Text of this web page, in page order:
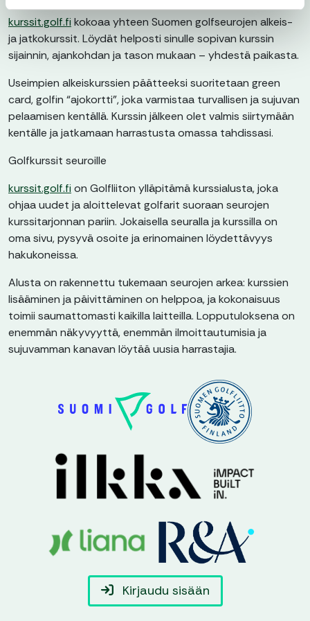
kurssit.golf.fi kokoaa yhteen Suomen golfseurojen alkeis-
ja jatkokurssit. Löydät helposti sinulle sopivan kurssin
sijainnin, ajankohdan ja tason mukaan – yhdestä paikasta.
Useimpien alkeiskurssien päätteeksi suoritetaan green
card, golfin “ajokortti”, joka varmistaa turvallisen ja sujuvan
pelaamisen kentällä. Kurssin jälkeen olet valmis siirtymään
kentälle ja jatkamaan harrastusta omassa tahdissasi.
Golfkurssit seuroille
kurssit.golf.fi on Golfliiton ylläpitämä kurssialusta, joka
ohjaa uudet ja aloittelevat golfarit suoraan seurojen
kurssitarjonnan pariin. Jokaisella seuralla ja kurssilla on
oma sivu, pysyvä osoite ja erinomainen löydettävyys
hakukoneissa.
Alusta on rakennettu tukemaan seurojen arkea: kurssien
lisääminen ja päivittäminen on helppoa, ja kokonaisuus
toimii saumattomasti kaikilla laitteilla. Lopputuloksena on
enemmän näkyvyyttä, enemmän ilmoittautumisia ja
sujuvamman kanavan löytää uusia harrastajia.
Kirjaudu sisään